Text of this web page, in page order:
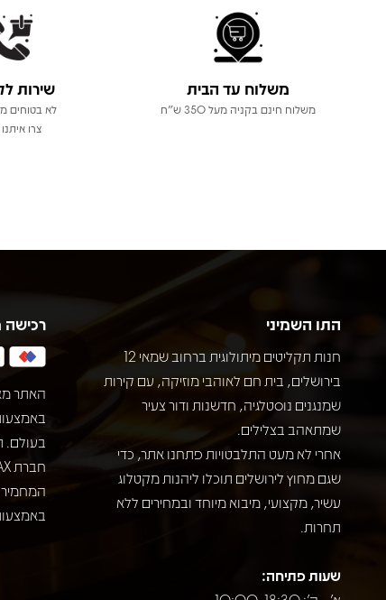
משלוח עד הבית
משלוח חינם בקניה מעל 350 ש"ח
שירות
לא בטוחים
צרו
התו השמיני
חנות תקליטים מיתולוגית ברחוב שמאי 12
בירושלים, בית חם לאוהבי מוזיקה, עם קירות
שמנגנים נוסטלגיה, חדשנות ודור צעיר
שמתאהב בצלילים.
אחרי לא מעט התלבטויות פתחנו אתר, כדי
שגם מחוץ לירושלים תוכלו ליהנות מקטלוג
עשיר, מקצועי, מיבוא מיוחד ובמחירים ללא
תחרות.
שעות פתיחה:
האתר
בעולם.